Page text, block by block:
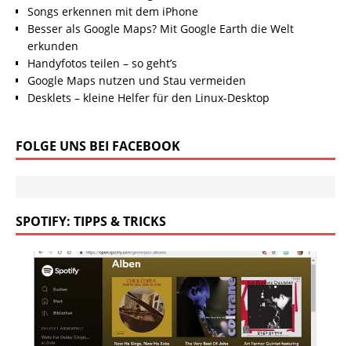
Songs erkennen mit dem iPhone
Besser als Google Maps? Mit Google Earth die Welt
erkunden
Handyfotos teilen – so geht’s
Google Maps nutzen und Stau vermeiden
Desklets – kleine Helfer für den Linux-Desktop
FOLGE UNS BEI FACEBOOK
SPOTIFY: TIPPS & TRICKS